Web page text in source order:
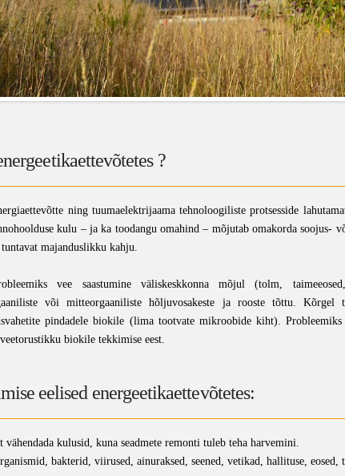
?
ning tuumaelektrijaama tehnoloogiliste protsesside
kulu – ja ka toodangu omahind – mõjutab omakorda soojus-
majanduslikku kahju.
vee saastumine väliskeskkonna mõjul (tolm,
või mitteorgaaniliste hõljuvosakeste ja rooste tõttu. Kõrgel
pindadele biokile (lima tootvate mikroobide kiht).
biokile tekkimise eest.
eelised energeetikaettevõtetes:
kulusid, kuna seadmete remonti tuleb teha harvemini.
bakterid, viirused, ainuraksed, seened, vetikad, hallituse, eosed,